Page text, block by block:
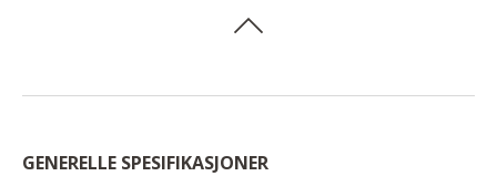
GENERELLE SPESIFIKASJONER